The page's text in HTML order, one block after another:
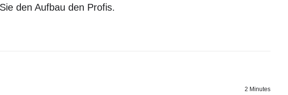
den Aufbau den Profis.
2 Minutes